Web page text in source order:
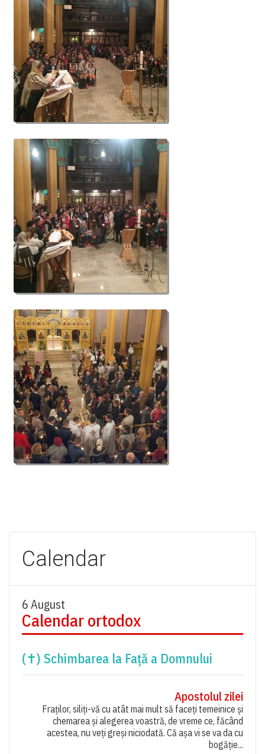
Calendar
6 August
Calendar ortodox
(✝) Schimbarea la Față a Domnului
Apostolul zilei
Fraților, siliți-vă cu atât mai mult să faceți temeinice și
chemarea și alegerea voastră, de vreme ce, făcând
acestea, nu veți greși niciodată. Că așa vi se va da cu
bogăție...